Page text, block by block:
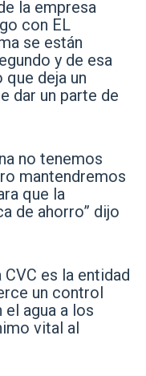
la empresa
con EL
se están
y de esa
deja un
dar un parte de
no tenemos
mantendremos
que la
de ahorro” dijo
es la entidad
un control
agua a los
vital al